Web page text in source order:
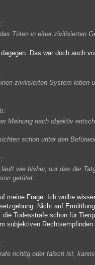
Töten in einer zivilisierten
Das war doch auch
zivilisierten System leben
Meinung nach objektiv
schon unter den
wie bisher, nur das der
getötet.
meine Frage. Ich wollte
Nicht auf
Todesstrafe schon für
subjektiven Rechtsempfinden
richtig oder falsch ist,